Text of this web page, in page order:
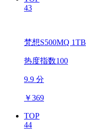
43
梵想S500MQ 1TB
热度指数100
9.9 分
￥369
TOP
44